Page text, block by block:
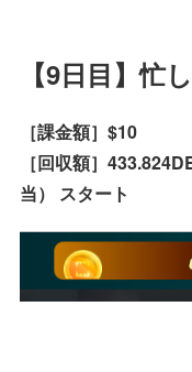
【9日目】忙
［課金額］$10
［回収額］
当） スタート